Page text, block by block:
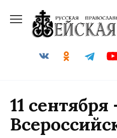
содержанию
11 сентября